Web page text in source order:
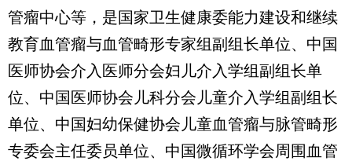
管瘤中心等，是国家卫生健康委能力建设和继续
教育血管瘤与血管畸形专家组副组长单位、中国
医师协会介入医师分会妇儿介入学组副组长单
位、中国医师协会儿科分会儿童介入学组副组长
单位、中国妇幼保健协会儿童血管瘤与脉管畸形
专委会主任委员单位、中国微循环学会周围血管